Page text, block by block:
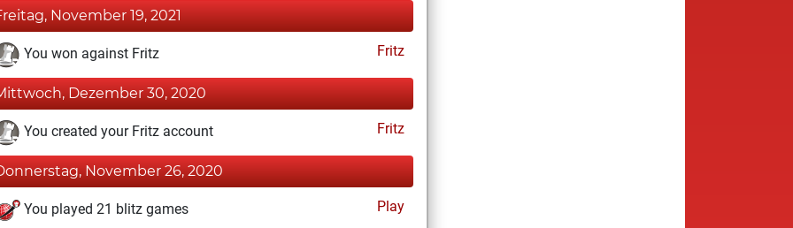
November 19, 2021
You won against Fritz Fritz
Dezember 30, 2020
You created your Fritz account Fritz
November 26, 2020
You played 21 blitz games
Play